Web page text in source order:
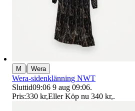
M | Wera
Wera-sidenklänning NWT
Sluttid09:06 9 aug 09:06.
Pris:330 kr,Eller Köp nu 340 kr,.